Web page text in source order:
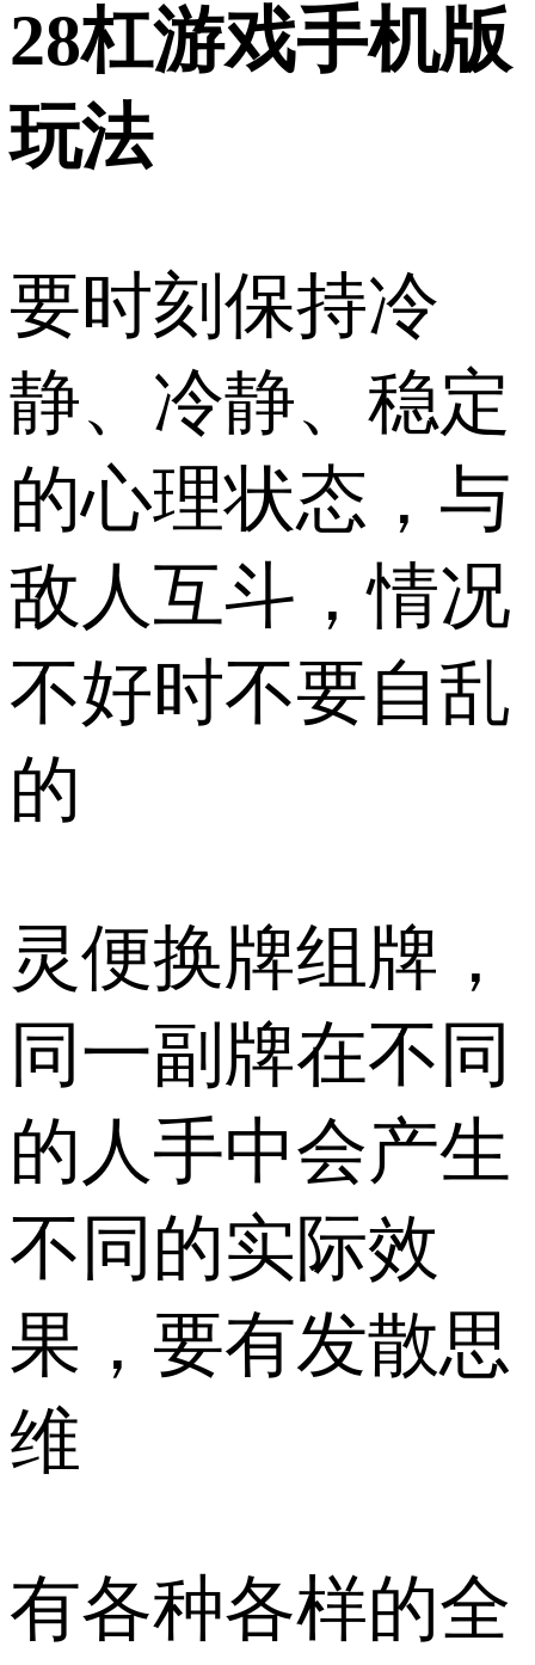
28杠游戏手机版
玩法
要时刻保持冷
静、冷静、稳定
的心理状态，与
敌人互斗，情况
不好时不要自乱
的
灵便换牌组牌，
同一副牌在不同
的人手中会产生
不同的实际效
果，要有发散思
维
有各种各样的全